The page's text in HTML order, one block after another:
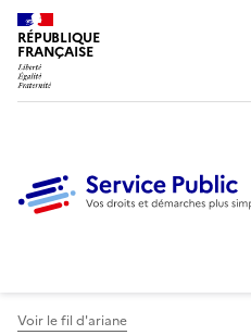
RÉPUBLIQUE
FRANÇAISE
Voir le fil d'ariane